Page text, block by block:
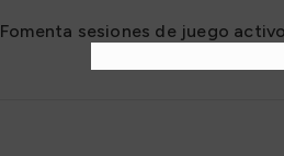
Fomenta sesiones de juego activo